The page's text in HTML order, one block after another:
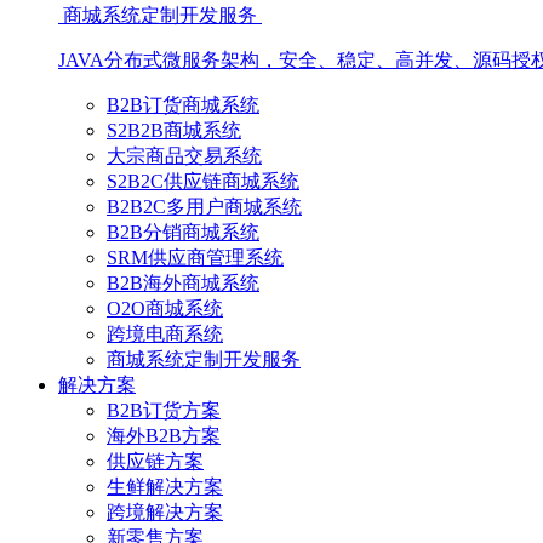
商城系统定制开发服务
JAVA分布式微服务架构，安全、稳定、高并发、源码授
B2B订货商城系统
S2B2B商城系统
大宗商品交易系统
S2B2C供应链商城系统
B2B2C多用户商城系统
B2B分销商城系统
SRM供应商管理系统
B2B海外商城系统
O2O商城系统
跨境电商系统
商城系统定制开发服务
解决方案
B2B订货方案
海外B2B方案
供应链方案
生鲜解决方案
跨境解决方案
新零售方案